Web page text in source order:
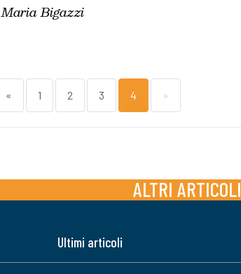
Maria Bigazzi
« 1 2 3 4 »
ALTRI ARTICOLI
Ultimi articoli